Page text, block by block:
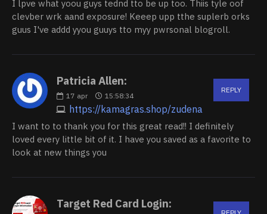
I lpve what yoou guys tednd tto be up too. Thiis tyle oof
clevber wrk aand exposure! Keeep upp tthe suplerb orks
guus I've addd yyou guuys tto myy pwrsonal blogroll.
Patricia Allen:
17 apr 15:58:34
https://kamagras.shop/zudena
REPLY
I want to to thank you for this great read!! I definitely
loved every little bit of it. I have you saved as a favorite to
look at new things you
Target Red Card Login: